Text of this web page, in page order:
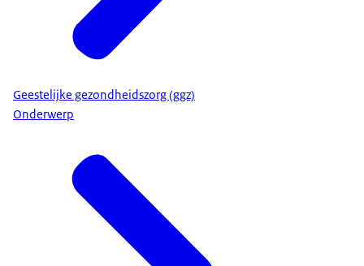
Geestelijke gezondheidszorg (ggz)
Onderwerp